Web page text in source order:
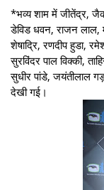
*भव्य शाम में जीतेंद्र,
डेविड धवन, राजन लाल,
शेषाद्रि, रणदीप हुडा,
सुरविंदर पाल विक्की,
सुधीर पांडे, जयंतीलाल
देखी गई।